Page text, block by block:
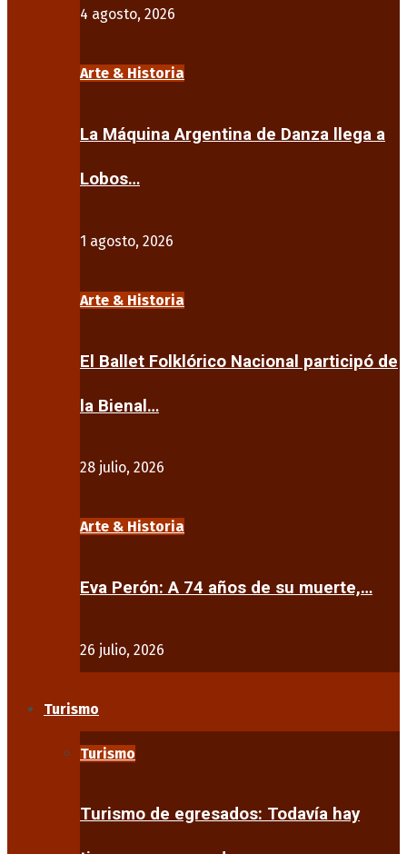
4 agosto, 2026
Arte & Historia
La Máquina Argentina de Danza llega a
Lobos…
1 agosto, 2026
Arte & Historia
El Ballet Folklórico Nacional participó de
la Bienal…
28 julio, 2026
Arte & Historia
Eva Perón: A 74 años de su muerte,…
26 julio, 2026
Turismo
Turismo
Turismo de egresados: Todavía hay